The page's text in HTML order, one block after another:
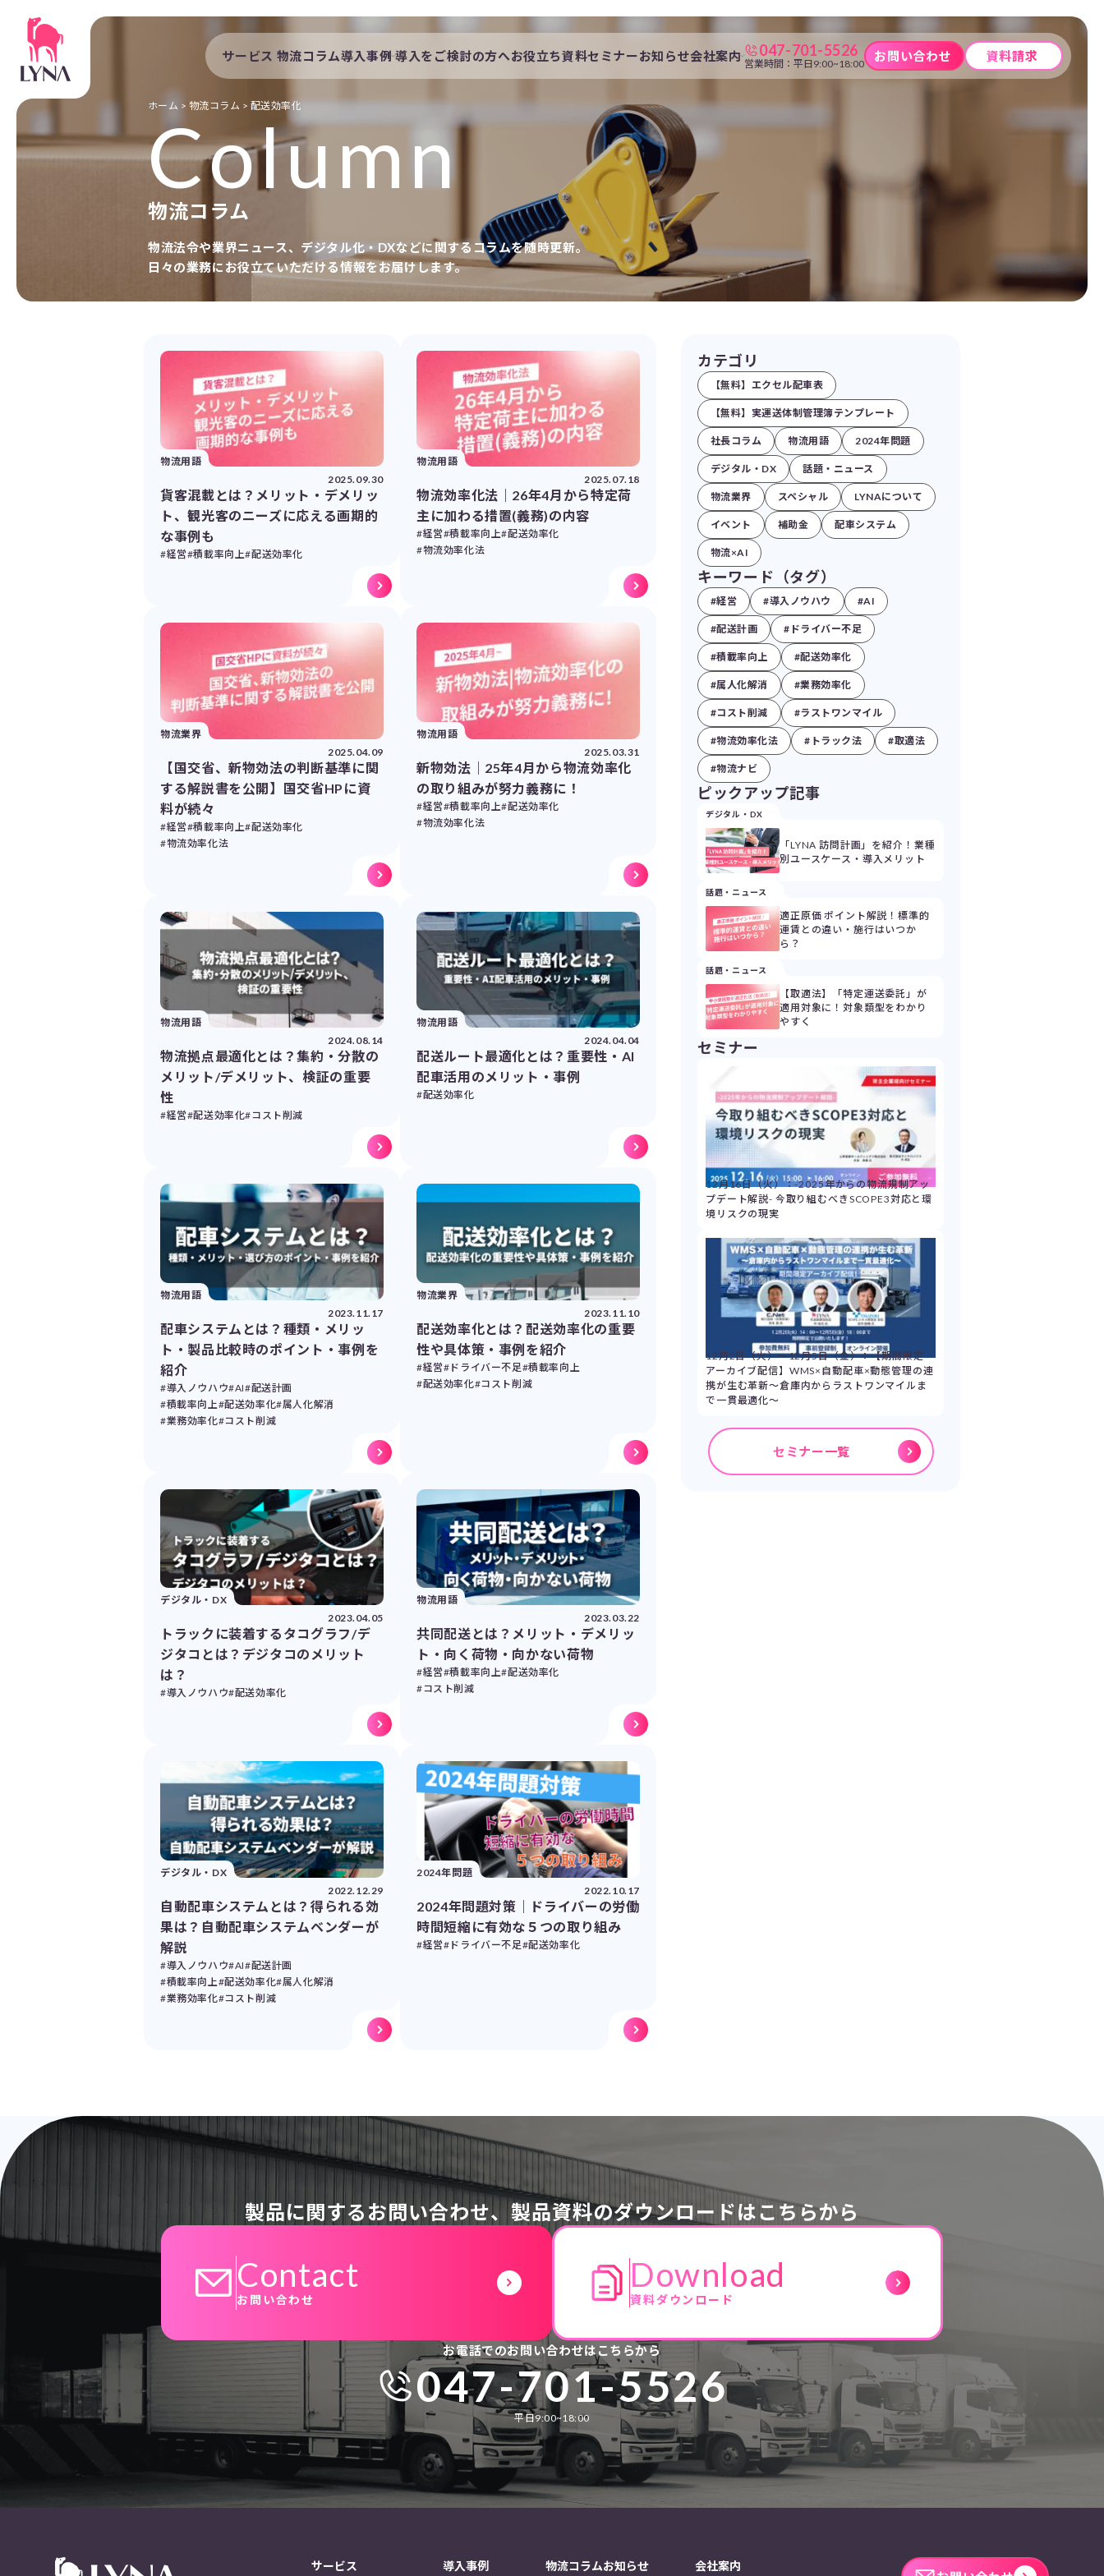
サービス
サービストップ
自動配車システム
DXプラットフォーム
発着管理オプション
訪問計画
物流拠点最適化
開発者向けサービス
物流コラム導入事例
導入事例
導入企業一覧
導入をご検討の方へお役立ち資料セミナーお知らせ会社案内
会社概要
私たちの想い
採用情報
047-701-5526
営業時間：平日9:00~18:00 お問い合わせ 資料請求
Column
物流コラム
物流法令や業界ニュース、デジタル化・DXなどに関するコラムを随時更新。
日々の業務にお役立ていただける情報をお届けします。
ホーム > 物流コラム > 配送効率化
物流用語
2025.09.30
貨客混載とは？メリット・デメリッ
ト、観光客のニーズに応える画期的
な事例も
#経営#積載率向上#配送効率化
物流用語
2025.07.18
物流効率化法｜26年4月から特定荷
主に加わる措置(義務)の内容
#経営#積載率向上#配送効率化
#物流効率化法
物流業界
2025.04.09
【国交省、新物効法の判断基準に関
する解説書を公開】国交省HPに資
料が続々
#経営#積載率向上#配送効率化
#物流効率化法
物流用語
2025.03.31
新物効法｜25年4月から物流効率化
の取り組みが努力義務に！
#経営#積載率向上#配送効率化
#物流効率化法
物流用語
2024.08.14
物流拠点最適化とは？集約・分散の
メリット/デメリット、検証の重要
性
#経営#配送効率化#コスト削減
物流用語
2024.04.04
配送ルート最適化とは？重要性・AI
配車活用のメリット・事例
#配送効率化
物流用語
2023.11.17
配車システムとは？種類・メリッ
ト・製品比較時のポイント・事例を
紹介
#導入ノウハウ#AI#配送計画
#積載率向上#配送効率化#属人化解消
#業務効率化#コスト削減
物流業界
2023.11.10
配送効率化とは？配送効率化の重要
性や具体策・事例を紹介
#経営#ドライバー不足#積載率向上
#配送効率化#コスト削減
デジタル・DX
2023.04.05
トラックに装着するタコグラフ/デ
ジタコとは？デジタコのメリット
は？
#導入ノウハウ#配送効率化
物流用語
2023.03.22
共同配送とは？メリット・デメリッ
ト・向く荷物・向かない荷物
#経営#積載率向上#配送効率化
#コスト削減
デジタル・DX
2022.12.29
自動配車システムとは？得られる効
果は？自動配車システムベンダーが
解説
#導入ノウハウ#AI#配送計画
#積載率向上#配送効率化#属人化解消
#業務効率化#コスト削減
2024年問題
2022.10.17
2024年問題対策｜ドライバーの労働
時間短縮に有効な５つの取り組み
#経営#ドライバー不足#配送効率化
カテゴリ
【無料】エクセル配車表
【無料】実運送体制管理簿テンプレート
社長コラム 物流用語 2024年問題
デジタル・DX 話題・ニュース
物流業界 スペシャル LYNAについて
イベント 補助金 配車システム
物流×AI
キーワード（タグ）
#経営 #導入ノウハウ #AI
#配送計画 #ドライバー不足
#積載率向上 #配送効率化
#属人化解消 #業務効率化
#コスト削減 #ラストワンマイル
#物流効率化法 #トラック法 #取適法
#物流ナビ
ピックアップ記事
デジタル・DX
「LYNA 訪問計画」を紹介！業種
別ユースケース・導入メリット
話題・ニュース
適正原価 ポイント解説！標準的
運賃との違い・施行はいつか
ら？
話題・ニュース
【取適法】「特定運送委託」が
適用対象に！対象類型をわかり
やすく
セミナー
12月16日（火）：-2025年からの物流規制アッ
プデート解説- 今取り組むべきSCOPE3対応と環
境リスクの現実
12月2日（火）～12月5日（金）：【期間限定
アーカイブ配信】WMS×自動配車×動態管理の連
携が生む革新～倉庫内からラストワンマイルま
で一貫最適化～
セミナー一覧
製品に関するお問い合わせ、製品資料のダウンロードはこちらから
Contact
お問い合わせ
Download
資料ダウンロード
お電話でのお問い合わせはこちらから
047-701-5526
平日9:00~18:00
サービス 導入事例 物流コラムお知らせ 会社案内